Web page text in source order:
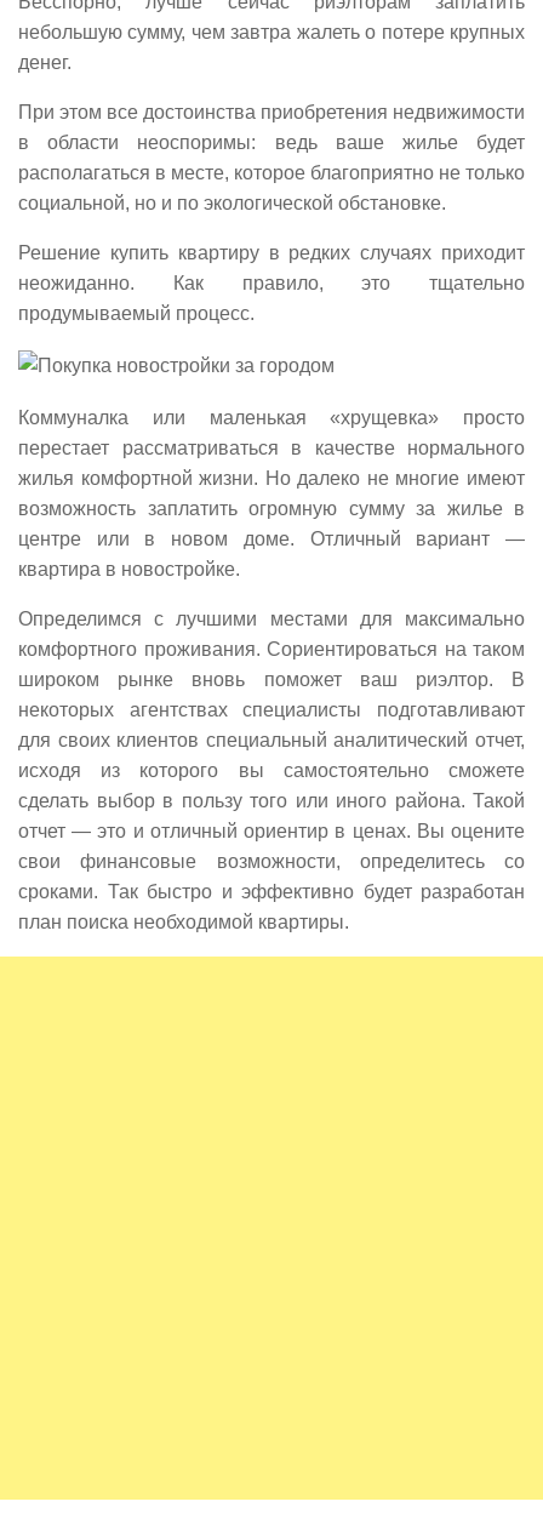
небольшую сумму, чем завтра жалеть о потере крупных
денег.
При этом все достоинства приобретения недвижимости
в области неоспоримы: ведь ваше жилье будет
располагаться в месте, которое благоприятно не только
социальной, но и по экологической обстановке.
Решение купить квартиру в редких случаях приходит
неожиданно. Как правило, это тщательно
продумываемый процесс.
Коммуналка или маленькая «хрущевка» просто
перестает рассматриваться в качестве нормального
жилья комфортной жизни. Но далеко не многие имеют
возможность заплатить огромную сумму за жилье в
центре или в новом доме. Отличный вариант —
квартира в новостройке.
Определимся с лучшими местами для максимально
комфортного проживания. Сориентироваться на таком
широком рынке вновь поможет ваш риэлтор. В
некоторых агентствах специалисты подготавливают
для своих клиентов специальный аналитический отчет,
исходя из которого вы самостоятельно сможете
сделать выбор в пользу того или иного района. Такой
отчет — это и отличный ориентир в ценах. Вы оцените
свои финансовые возможности, определитесь со
сроками. Так быстро и эффективно будет разработан
план поиска необходимой квартиры.